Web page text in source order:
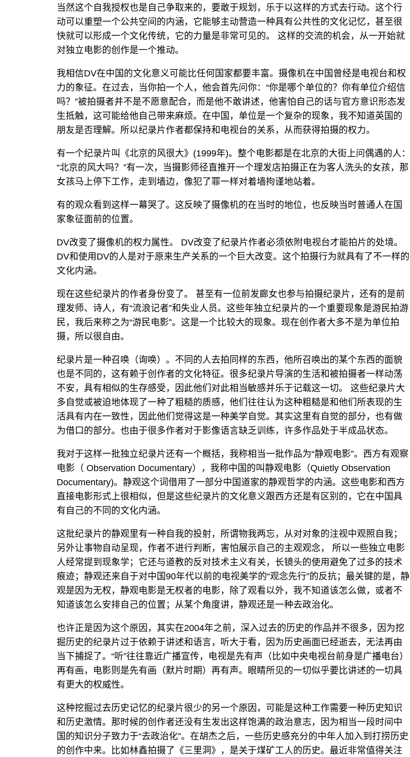
当然这个自我授权也是自己争取来的，要敢于规划，乐于以这样的方式去行动。这个行
动可以重塑一个公共空间的内涵，它能够主动营造一种具有公共性的文化记忆，甚至很
快就可以形成一个文化传统，它的力量是非常可见的。 这样的交流的机会，从一开始就
对独立电影的创作是一个推动。
我相信DV在中国的文化意义可能比任何国家都要丰富。摄像机在中国曾经是电视台和权
力的象征。在过去，当你拍一个人，他会首先问你：“你是哪个单位的？你有单位介绍信
吗？”被拍摄者并不是不愿意配合，而是他不敢讲述，他害怕自己的话与官方意识形态发
生抵触，这可能给他自己带来麻烦。在中国，单位是一个复杂的现象，我不知道英国的
朋友是否理解。所以纪录片作者都保持和电视台的关系，从而获得拍摄的权力。
有一个纪录片叫《北京的风很大》(1999年)。整个电影都是在北京的大街上问偶遇的人：
“北京的风大吗？”有一次，当摄影师径直推开一个理发店拍摄正在为客人洗头的女孩，那
女孩马上停下工作，走到墙边，像犯了罪一样对着墙拘谨地站着。
有的观众看到这样一幕哭了。这反映了摄像机的在当时的地位，也反映当时普通人在国
家象征面前的位置。
DV改变了摄像机的权力属性。 DV改变了纪录片作者必须依附电视台才能拍片的处境。
DV和使用DV的人是对于原来生产关系的一个巨大改变。这个拍摄行为就具有了不一样的
文化内涵。
现在这些纪录片的作者身份变了。 甚至有一位前发廊女也参与拍摄纪录片，还有的是前
理发师、诗人，有“流浪记者”和失业人员。这些年独立纪录片的一个重要现象是游民拍游
民，我后来称之为“游民电影”。这是一个比较大的现象。现在创作者大多不是为单位拍
摄，所以很自由。
纪录片是一种召唤（询唤）。不同的人去拍同样的东西，他所召唤出的某个东西的面貌
也是不同的，这有赖于创作者的文化特征。很多纪录片导演的生活和被拍摄者一样动荡
不安，具有相似的生存感受，因此他们对此相当敏感并乐于记载这一切。 这些纪录片大
多自觉或被迫地体现了一种了粗糙的质感，他们往往认为这种粗糙是和他们所表现的生
活具有内在一致性，因此他们觉得这是一种美学自觉。其实这里有自觉的部分，也有做
为借口的部分。也由于很多作者对于影像语言缺乏训练，许多作品处于半成品状态。
我对于这样一批独立纪录片还有一个概括，我称相当一批作品为“静观电影”。西方有观察
电影（ Observation Documentary），我称中国的叫静观电影（Quietly Observation
Documentary)。静观这个词借用了一部分中国道家的静观哲学的内涵。这些电影和西方
直接电影形式上很相似，但是这些纪录片的文化意义跟西方还是有区别的，它在中国具
有自己的不同的文化内涵。
这批纪录片的静观里有一种自我的投射，所谓物我两忘，从对对象的注视中观照自我；
另外让事物自动呈现，作者不进行判断，害怕展示自己的主观观念， 所以一些独立电影
人经常提到现象学；它还与道教的反对技术主义有关，长镜头的使用避免了过多的技术
痕迹；静观还来自于对中国90年代以前的电视美学的“观念先行”的反抗；最关键的是，静
观是因为无权，静观电影是无权者的电影，除了观看以外，我不知道该怎么做，或者不
知道该怎么安排自己的位置；从某个角度讲，静观还是一种去政治化。
也许正是因为这个原因，其实在2004年之前，深入过去的历史的作品并不很多，因为挖
掘历史的纪录片过于依赖于讲述和语言，听大于看，因为历史画面已经逝去，无法再由
当下捕捉了。“听”往往靠近广播宣传，电视是先有声（比如中央电视台前身是广播电台）
再有画，电影则是先有画（默片时期）再有声。眼睛所见的一切似乎要比讲述的一切具
有更大的权威性。
这种挖掘过去历史记忆的纪录片很少的另一个原因，可能是这种工作需要一种历史知识
和历史激情。那时候的创作者还没有生发出这样饱满的政治意志，因为相当一段时间中
国的知识分子致力于“去政治化”。在胡杰之后，一些历史感充分的中年人加入到打捞历史
的创作中来。比如林鑫拍摄了《三里洞》，是关于煤矿工人的历史。最近非常值得关注